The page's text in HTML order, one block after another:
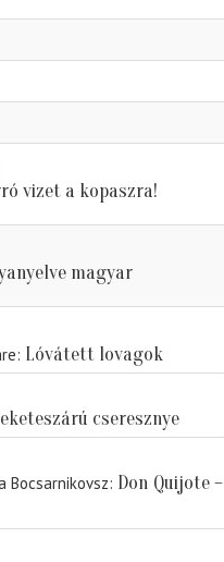
vizet a kopaszra!
magyar
Lóvátett lovagok
cseresznye
Bocsarnikovsz Don Quijote –